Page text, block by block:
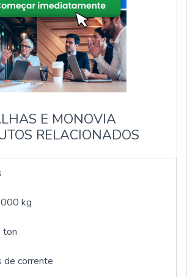
E MONOVIA
RELACIONADOS
kg
ton
de corrente